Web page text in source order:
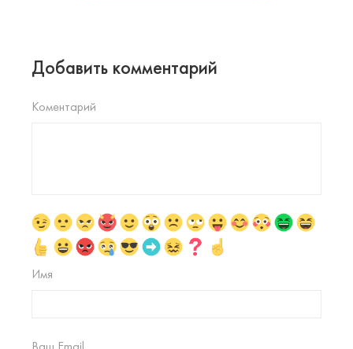
Добавить комментарий
Коментарий
Имя